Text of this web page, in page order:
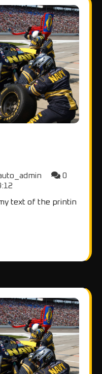
0
text of the printin